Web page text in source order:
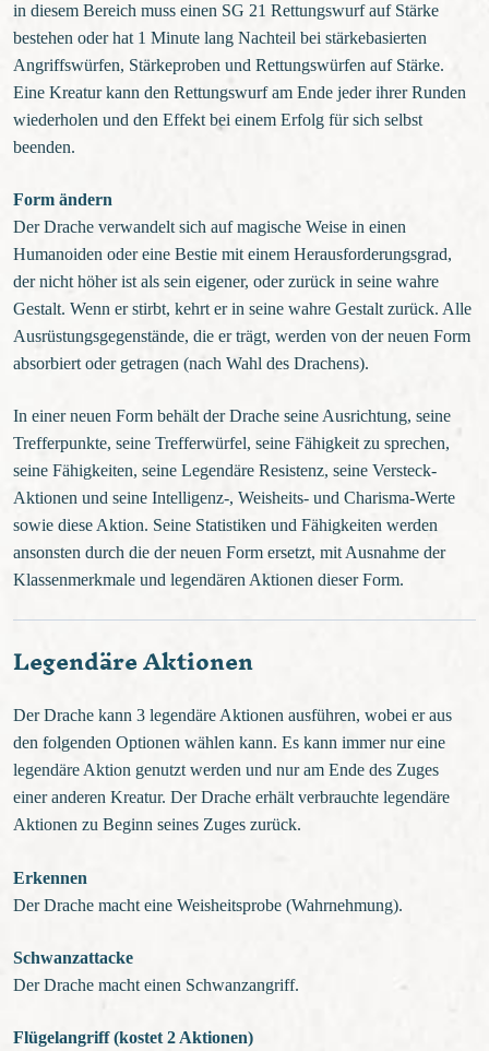
in diesem Bereich muss einen SG 21 Rettungswurf auf Stärke
bestehen oder hat 1 Minute lang Nachteil bei stärkebasierten
Angriffswürfen, Stärkeproben und Rettungswürfen auf Stärke.
Eine Kreatur kann den Rettungswurf am Ende jeder ihrer Runden
wiederholen und den Effekt bei einem Erfolg für sich selbst
beenden.
Form ändern
Der Drache verwandelt sich auf magische Weise in einen
Humanoiden oder eine Bestie mit einem Herausforderungsgrad,
der nicht höher ist als sein eigener, oder zurück in seine wahre
Gestalt. Wenn er stirbt, kehrt er in seine wahre Gestalt zurück. Alle
Ausrüstungsgegenstände, die er trägt, werden von der neuen Form
absorbiert oder getragen (nach Wahl des Drachens).
In einer neuen Form behält der Drache seine Ausrichtung, seine
Trefferpunkte, seine Trefferwürfel, seine Fähigkeit zu sprechen,
seine Fähigkeiten, seine Legendäre Resistenz, seine Versteck-
Aktionen und seine Intelligenz-, Weisheits- und Charisma-Werte
sowie diese Aktion. Seine Statistiken und Fähigkeiten werden
ansonsten durch die der neuen Form ersetzt, mit Ausnahme der
Klassenmerkmale und legendären Aktionen dieser Form.
Legendäre Aktionen
Der Drache kann 3 legendäre Aktionen ausführen, wobei er aus
den folgenden Optionen wählen kann. Es kann immer nur eine
legendäre Aktion genutzt werden und nur am Ende des Zuges
einer anderen Kreatur. Der Drache erhält verbrauchte legendäre
Aktionen zu Beginn seines Zuges zurück.
Erkennen
Der Drache macht eine Weisheitsprobe (Wahrnehmung).
Schwanzattacke
Der Drache macht einen Schwanzangriff.
Flügelangriff (kostet 2 Aktionen)